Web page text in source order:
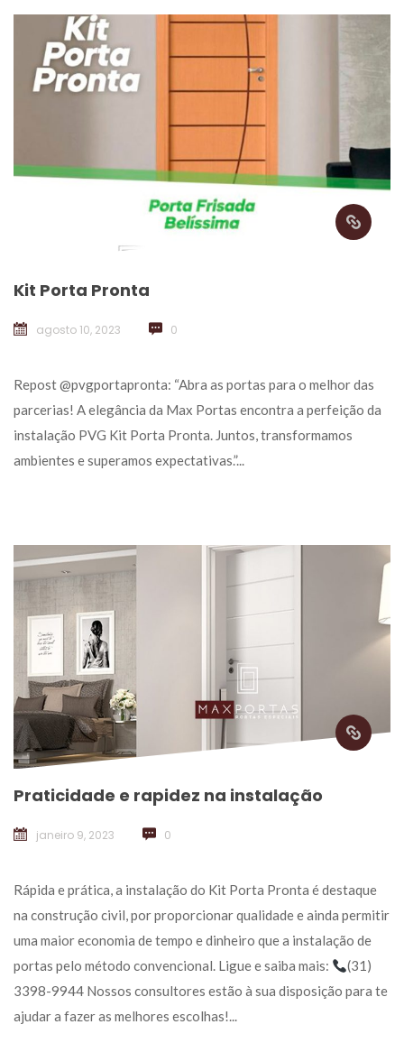
Kit Porta Pronta
agosto 10, 2023 0
Repost @pvgportapronta: “Abra as portas para o melhor das
parcerias! A elegância da Max Portas encontra a perfeição da
instalação PVG Kit Porta Pronta. Juntos, transformamos
ambientes e superamos expectativas.”...
Praticidade e rapidez na instalação
janeiro 9, 2023 0
Rápida e prática, a instalação do Kit Porta Pronta é destaque
na construção civil, por proporcionar qualidade e ainda permitir
uma maior economia de tempo e dinheiro que a instalação de
portas pelo método convencional. Ligue e saiba mais:
(31)
3398-9944 Nossos consultores estão à sua disposição para te
ajudar a fazer as melhores escolhas!...